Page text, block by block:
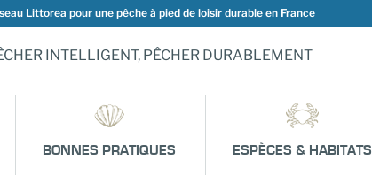
Littorea pour une pêche à pied de loisir durable en France
INTELLIGENT, PÊCHER DURABLEMENT
BONNES PRATIQUES ESPÈCES & HABITATS